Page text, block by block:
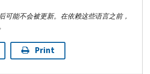
可能不会被更新。在依赖这些语言之前，
Print